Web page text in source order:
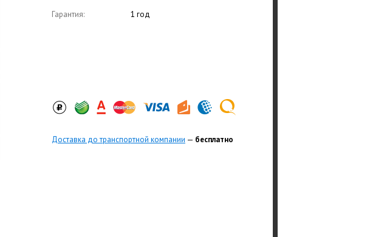
Гарантия: 1 год
Доставка до транспортной компании — бесплатно